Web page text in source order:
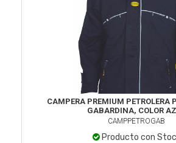
CAMPERA PREMIUM PETROLERA
GABARDINA, COLOR
CAMPPETROGAB
Producto con